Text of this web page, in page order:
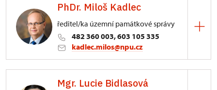
PhDr. Miloš Kadlec
ředitel/ka územní památkové správy
482 360 003, 603 105 335
kadlec.milos@npu.cz
3/, Sychrov 3
Mgr. Lucie Bidlasová